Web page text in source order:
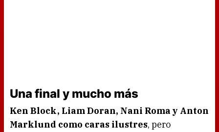
Una final y mucho más
Ken Block, Liam Doran, Nani Roma y Anton
Marklund como caras ilustres, pero